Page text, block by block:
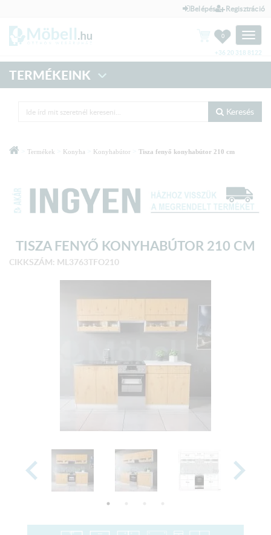
Belépés Regisztráció
Toggle
0
+36 20 318 8122
TERMÉKEINK
Keresés
Termékek Konyha Konyhabútor Tisza fenyő konyhabútor 210 cm
TISZA FENYŐ KONYHABÚTOR 210 CM
CIKKSZÁM: ML3763TFO210